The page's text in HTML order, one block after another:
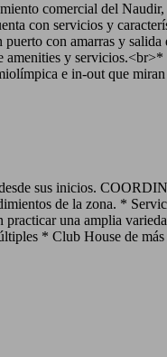
comercial del Naudir,
con servicios y
con amarras y
amenities y
e in-out que
sus inicios.
de la zona. *
una amplia
* Club House de